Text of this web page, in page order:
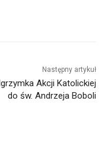
Następny artykuł
Akcji Katolickiej
do św. Andrzeja Boboli